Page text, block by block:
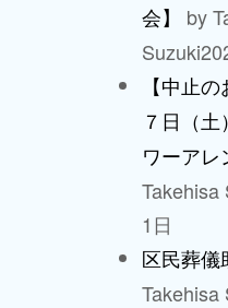
会】
by
Suzuki
【中止
７日（土
ワーアレ
Takehisa
1日
区民葬儀
Takehisa